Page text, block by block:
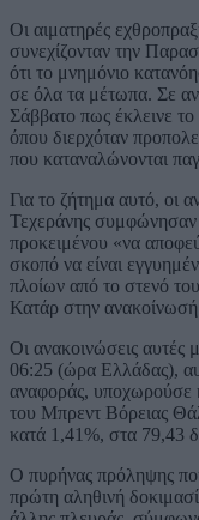
Οι αιματηρές
συνεχίζονταν την
ότι το μνημόνιο
σε όλα τα μέτωπα. Σε
Σάββατο πως έκλεινε
όπου διερχόταν
που καταναλώνονται
Για το ζήτημα αυτό, οι
Τεχεράνης συμφώνησαν
προκειμένου «να
σκοπό να είναι
πλοίων από το στενό
Κατάρ στην ανακοίνωσή
Οι ανακοινώσεις αυτές
06:25 (ώρα Ελλάδας),
αναφοράς, υποχωρούσε
του Μπρεντ Βόρειας
κατά 1,41%, στα 79,43
Ο πυρήνας πρόληψης
πρώτη αληθινή